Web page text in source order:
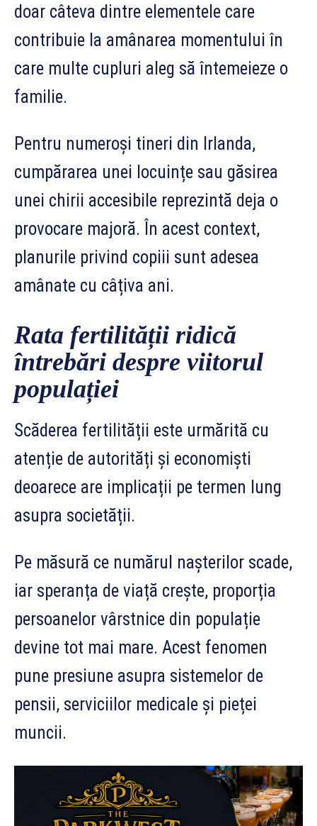
doar câteva dintre elementele care
contribuie la amânarea momentului în
care multe cupluri aleg să întemeieze o
familie.
Pentru numeroși tineri din Irlanda,
cumpărarea unei locuințe sau găsirea
unei chirii accesibile reprezintă deja o
provocare majoră. În acest context,
planurile privind copiii sunt adesea
amânate cu câțiva ani.
Rata fertilității ridică
întrebări despre viitorul
populației
Scăderea fertilității este urmărită cu
atenție de autorități și economiști
deoarece are implicații pe termen lung
asupra societății.
Pe măsură ce numărul nașterilor scade,
iar speranța de viață crește, proporția
persoanelor vârstnice din populație
devine tot mai mare. Acest fenomen
pune presiune asupra sistemelor de
pensii, serviciilor medicale și pieței
muncii.